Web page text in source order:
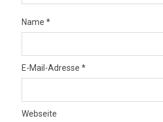
Name *
E-Mail-Adresse *
Webseite